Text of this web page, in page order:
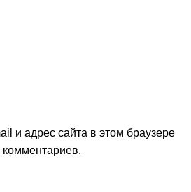
и адрес сайта в этом браузере